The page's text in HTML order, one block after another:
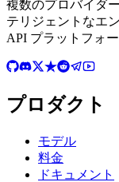
複数のプロバイダ
テリジェントなエ
API プラットフォー
プロダクト
モデル
料金
ドキュメント